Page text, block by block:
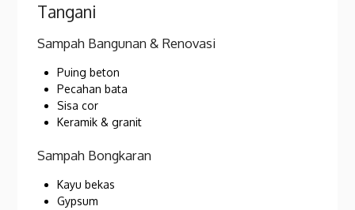
Tangani
Sampah Bangunan & Renovasi
Puing beton
Pecahan bata
Sisa cor
Keramik & granit
Sampah Bongkaran
Kayu bekas
Gypsum